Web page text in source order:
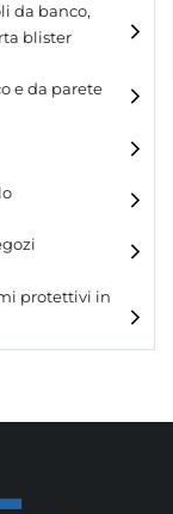
da banco,
blister
da
e da parete
protettivi in